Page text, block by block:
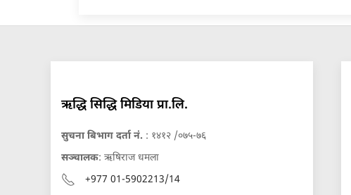
ऋद्धि सिद्धि मिडिया प्रा.लि.
सुचना बिभाग दर्ता नं. : १४१२ /०७५-७६
सञ्चालक: ऋषिराज धमला
+977 01-5902213/14